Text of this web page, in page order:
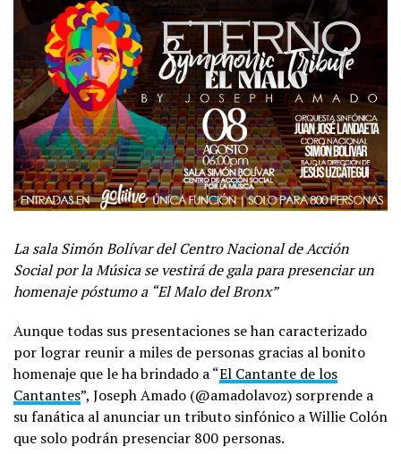
La sala Simón Bolívar del Centro Nacional de Acción
Social por la Música se vestirá de gala para presenciar un
homenaje póstumo a “El Malo del Bronx”
Aunque todas sus presentaciones se han caracterizado
por lograr reunir a miles de personas gracias al bonito
homenaje que le ha brindado a “El Cantante de los
Cantantes”, Joseph Amado (@amadolavoz) sorprende a
su fanática al anunciar un tributo sinfónico a Willie Colón
que solo podrán presenciar 800 personas.